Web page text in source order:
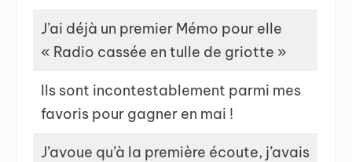
J’ai déjà un premier Mémo pour elle
« Radio cassée en tulle de griotte »
Ils sont incontestablement parmi mes
favoris pour gagner en mai !
J’avoue qu’à la première écoute, j’avais